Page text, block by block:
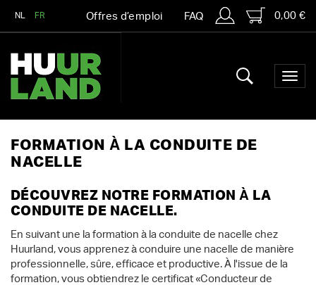
NL FR Offres d’emploi FAQ 0,00 €
FORMATION À LA CONDUITE DE
NACELLE
DÉCOUVREZ NOTRE FORMATION À LA
CONDUITE DE NACELLE.
En suivant une la formation à la conduite de nacelle chez
Huurland, vous apprenez à conduire une nacelle de manière
professionnelle, sûre, efficace et productive. À l'issue de la
formation, vous obtiendrez le certificat «Conducteur de